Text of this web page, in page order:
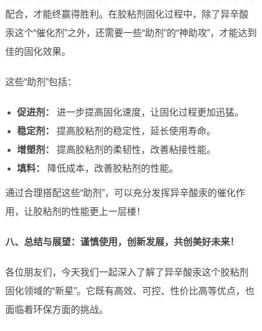
配合，才能终赢得胜利。在胶粘剂固化过程中，除了异辛酸
汞这个“催化剂”之外，还需要一些“助剂”的“神助攻”，才能达到
佳的固化效果。
这些“助剂”包括：
促进剂：
进一步提高固化速度，让固化过程更加迅猛。
稳定剂：
提高胶粘剂的稳定性，延长使用寿命。
增塑剂：
提高胶粘剂的柔韧性，改善粘接性能。
填料：
降低成本，改善胶粘剂的性能。
通过合理搭配这些“助剂”，可以充分发挥异辛酸汞的催化作
用，让胶粘剂的性能更上一层楼！
八、总结与展望：谨慎使用，创新发展，共创美好未来！
各位朋友们，今天我们一起深入了解了异辛酸汞这个胶粘剂
固化领域的“新星”。它既有高效、可控、性价比高等优点，也
面临着环保方面的挑战。